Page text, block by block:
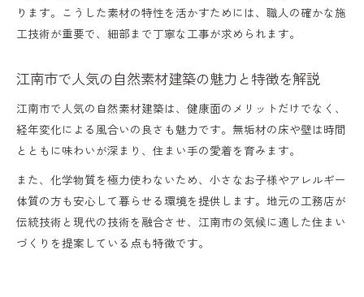
ります。こうした素材の特性を活かすためには、職人の確かな施
工技術が重要で、細部まで丁寧な工事が求められます。
江南市で人気の自然素材建築の魅力と特徴を解説
江南市で人気の自然素材建築は、健康面のメリットだけでなく、
経年変化による風合いの良さも魅力です。無垢材の床や壁は時間
とともに味わいが深まり、住まい手の愛着を育みます。
また、化学物質を極力使わないため、小さなお子様やアレルギー
体質の方も安心して暮らせる環境を提供します。地元の工務店が
伝統技術と現代の技術を融合させ、江南市の気候に適した住まい
づくりを提案している点も特徴です。